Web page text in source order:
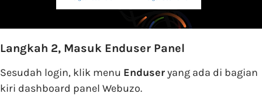
Langkah 2, Masuk Enduser Panel
Sesudah login, klik menu Enduseryang ada di bagian
kiri dashboard panel Webuzo.